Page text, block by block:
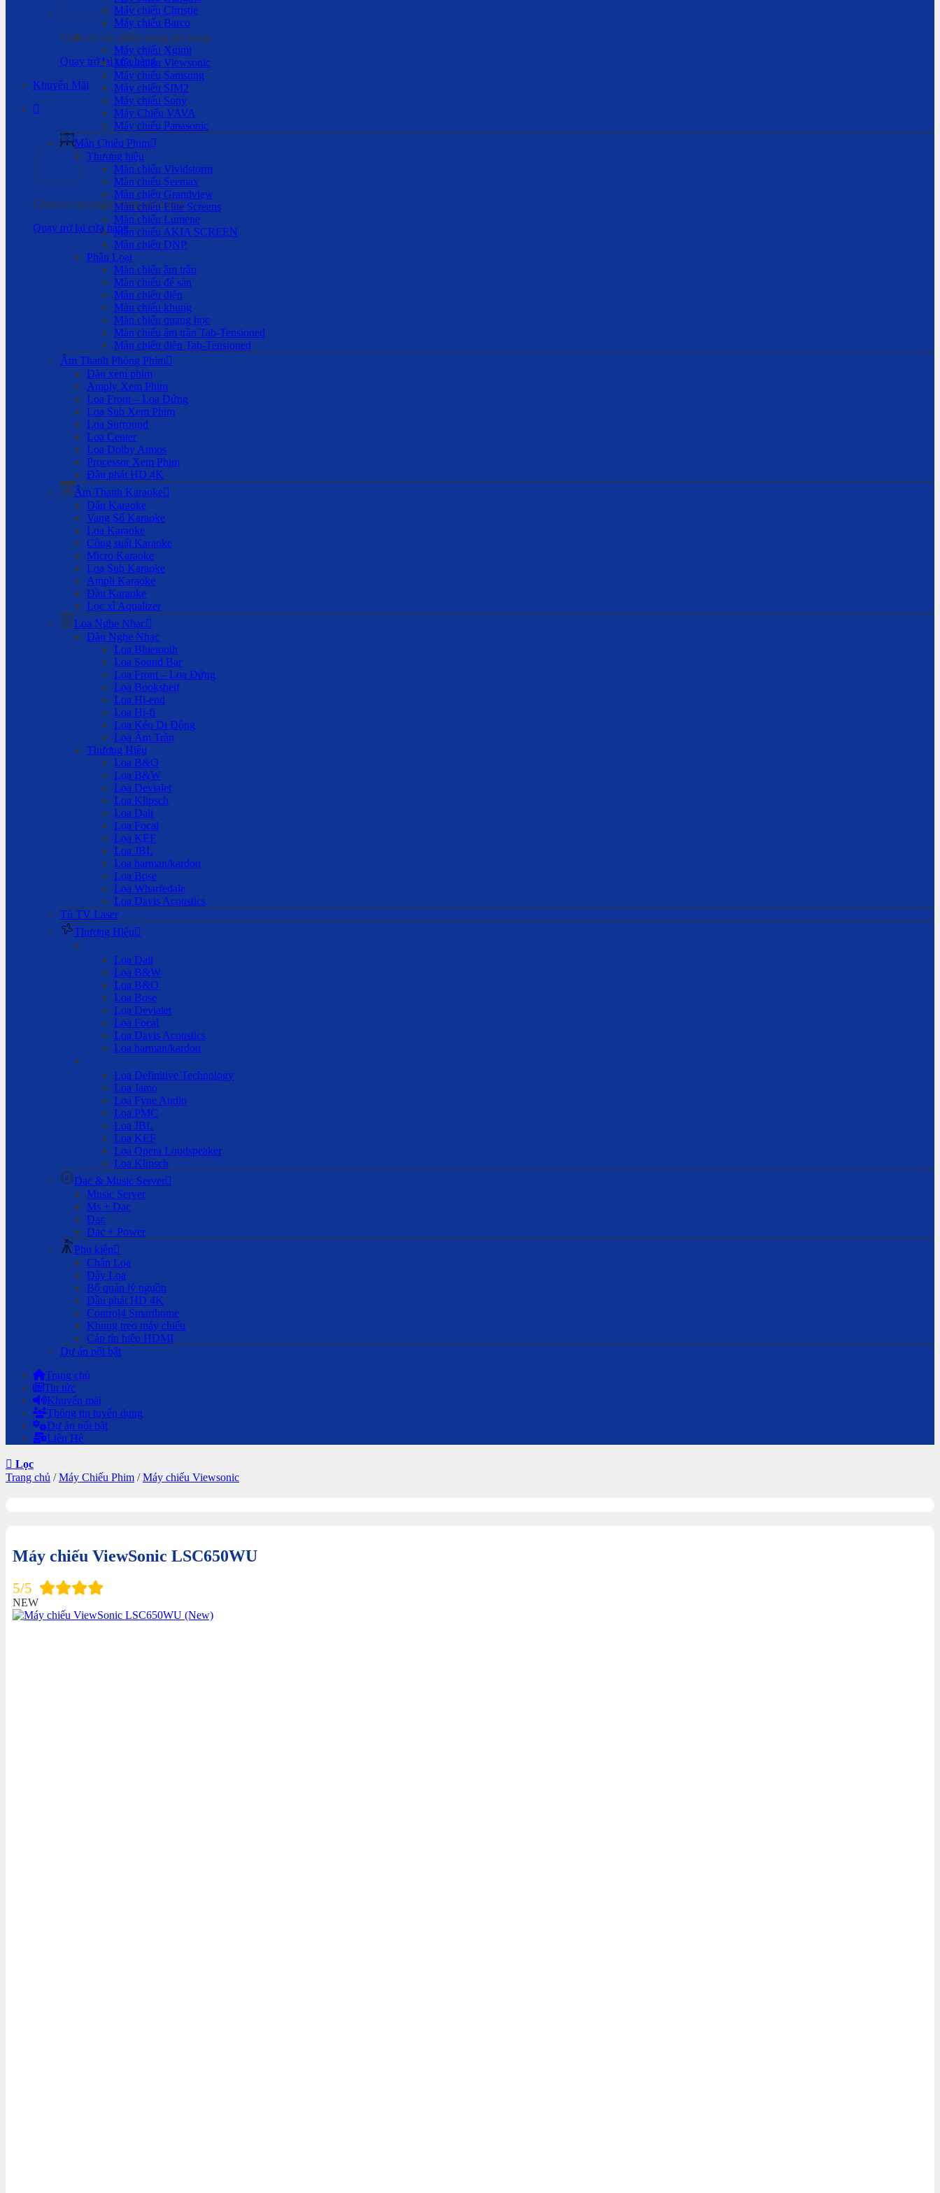
Chưa có sản phẩm trong giỏ hàng.
Quay trở lại cửa hàng
Khuyến Mãi
Chưa có sản phẩm trong giỏ hàng.
Quay trở lại cửa hàng
Máy chiếu Christie
Máy chiếu Barco
Máy chiếu Xgimi
Máy chiếu Viewsonic
Máy chiếu Samsung
Máy chiếu SIM2
Máy chiếu Sony
Máy Chiếu VAVA
Máy chiếu Panasonic
Màn Chiếu Phim
Thương hiệu
Màn chiếu Vividstorm
Màn chiếu Seemax
Màn chiếu Grandview
Màn chiếu Elite Screens
Màn chiếu Lumene
Màn chiếu AKIA SCREEN
Màn chiếu DNP
Phân Loại
Màn chiếu âm trần
Màn chiếu để sàn
Màn chiếu điện
Màn chiếu khung
Màn chiếu quang học
Màn chiếu âm trần Tab-Tensioned
Màn chiếu điện Tab-Tensioned
Âm Thanh Phòng Phim
Dàn xem phim
Amply Xem Phim
Loa Front – Loa Đứng
Loa Sub Xem Phim
Loa Surround
Loa Center
Loa Dolby Atmos
Processor Xem Phim
Đầu phát HD 4K
Âm Thanh Karaoke
Dàn Karaoke
Vang Số Karaoke
Loa Karaoke
Công suất Karaoke
Micro Karaoke
Loa Sub Karaoke
Ampli Karaoke
Đầu Karaoke
Lọc xì Aqualizer
Loa Nghe Nhạc
Dàn Nghe Nhạc
Loa Bluetooth
Loa Sound Bar
Loa Front – Loa Đứng
Loa Bookshelf
Loa Hi-end
Loa Hi-fi
Loa Kéo Di Động
Loa Âm Trần
Thương Hiệu
Loa B&O
Loa B&W
Loa Devialet
Loa Klipsch
Loa Dali
Loa Focal
Loa KEF
Loa JBL
Loa harman/kardon
Loa Bose
Loa Wharfedale
Loa Davis Acoustics
Tủ TV Laser
Thương Hiệu
Loa Dali
Loa B&W
Loa B&O
Loa Bose
Loa Devialet
Loa Focal
Loa Davis Acoustics
Loa harman/kardon
Loa Definitive Technology
Loa Jamo
Loa Fyne Audio
Loa PMC
Loa JBL
Loa KEF
Loa Opera Loudspeaker
Loa Klipsch
Dac & Music Server
Music Server
Ms + Dac
Dac
Dac + Power
Phụ kiện
Chân Loa
Dây Loa
Bộ quản lý nguồn
Đầu phát HD 4K
Control4 Smarthome
Khung treo máy chiếu
Cáp tín hiệu HDMI
Dự án nổi bật
Trang chủ
Tin tức
Khuyến mãi
Thông tin tuyển dụng
Dự án nổi bật
Liên Hệ
Lọc
Trang chủ / Máy Chiếu Phim / Máy chiếu Viewsonic
Máy chiếu ViewSonic LSC650WU
5/5
NEW